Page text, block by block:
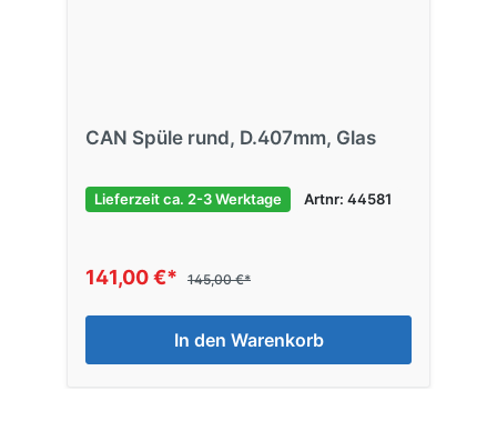
CAN Spüle rund, D.407mm, Glas
Lieferzeit ca. 2-3 Werktage Artnr: 44581
141,00 €* 145,00 €*
In den Warenkorb